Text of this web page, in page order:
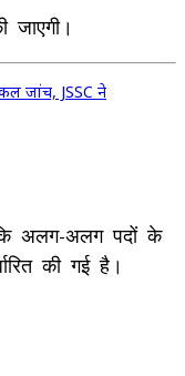
जांच, JSSC ने
अलग-अलग पदों के
की गई है।